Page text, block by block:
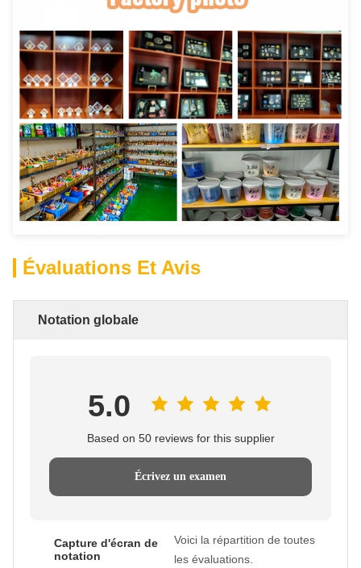
Évaluations Et Avis
Notation globale
5.0
Based on 50 reviews for this supplier
Écrivez un examen
Capture d'écran de
notation
Voici la répartition de toutes
les évaluations.